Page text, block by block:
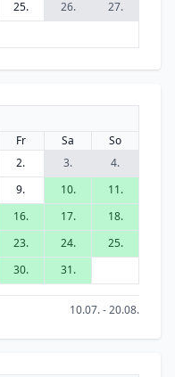
25. 26.
27.
Fr Sa
So
2. 3.
4.
9. 10.
11.
16. 17.
18.
23. 24.
25.
30. 31.
10.07. - 20.08.